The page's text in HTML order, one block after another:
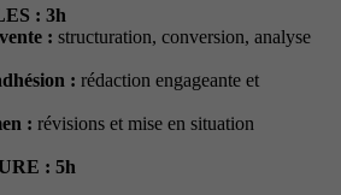
: 3h
: structuration, conversion, analyse
: rédaction engageante et
: révisions et mise en situation
: 5h